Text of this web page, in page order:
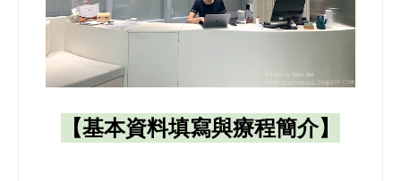
【基本資料填寫與療程簡介】